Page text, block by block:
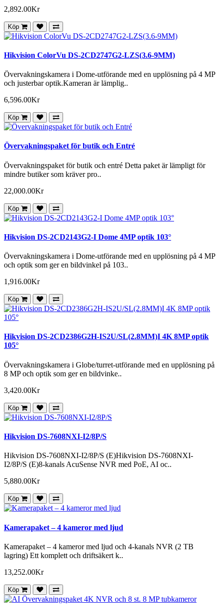
2,892.00Kr
Köp
Hikvision ColorVu DS-2CD2747G2-LZS(3.6-9MM)
Övervakningskamera i Dome-utförande med en upplösning på 4 MP
och justerbar optik.Kameran är lämplig..
6,596.00Kr
Köp
Övervakningspaket för butik och Entré
Övervakningspaket för butik och entré Detta paket är lämpligt för
mindre butiker som kräver pro..
22,000.00Kr
Köp
Hikvision DS-2CD2143G2-I Dome 4MP optik 103°
Övervakningskamera i Dome-utförande med en upplösning på 4 MP
och optik som ger en bildvinkel på 103..
1,916.00Kr
Köp
Hikvision DS-2CD2386G2H-IS2U/SL(2.8MM)I 4K 8MP optik
105°
Övervakningskamera i Globe/turret-utförande med en upplösning på
8 MP och optik som ger en bildvinke..
3,420.00Kr
Köp
Hikvision DS-7608NXI-I2/8P/S
Hikvision DS-7608NXI-I2/8P/S (E)Hikvision DS-7608NXI-
I2/8P/S (E)8-kanals AcuSense NVR med PoE, AI oc..
5,880.00Kr
Köp
Kamerapaket – 4 kameror med ljud
Kamerapaket – 4 kameror med ljud och 4-kanals NVR (2 TB
lagring) Ett komplett och driftsäkert k..
13,252.00Kr
Köp